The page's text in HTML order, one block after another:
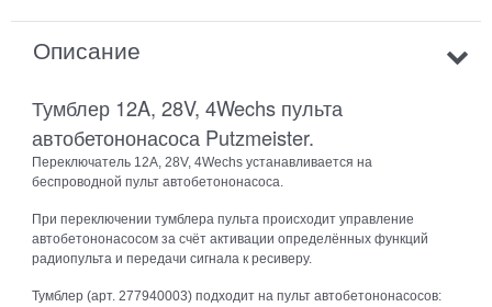
Описание
Тумблер 12A, 28V, 4Wechs пульта
автобетононасоса Putzmeister.
Переключатель 12A, 28V, 4Wechs устанавливается на
беспроводной пульт автобетононасоса.
При переключении тумблера пульта происходит управление
автобетононасосом за счёт активации определённых функций
радиопульта и передачи сигнала к ресиверу.
Тумблер (арт. 277940003) подходит на пульт автобетононасосов: